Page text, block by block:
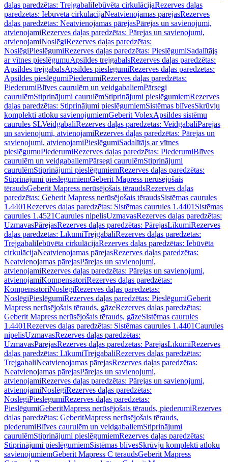
daļas paredzētas: TrejgabaliIebūvēta cirkulācijaRezerves daļas
paredzētas: Iebūvēta cirkulācijaNeatvienojamas pārejasRezerves
daļas paredzētas: Neatvienojamas pārejasPārejas un savienojumi,
atvienojamiRezerves daļas paredzētas: Pārejas un savienojumi,
atvienojamiNoslēgiRezerves daļas paredzētas:
NoslēgiPieslēgumiRezerves daļas paredzētas: PieslēgumiSadalītājs
ar vītnes pieslēgumuApsildes trejgabalsRezerves daļas paredzētas:
Apsildes trejgabalsApsildes pieslēgumiRezerves daļas paredzētas:
Apsildes pieslēgumiPiederumiRezerves daļas paredzētas:
PiederumiBlīves caurulēm un veidgabaliemPārsegi
caurulēmStiprinājumi caurulēmStiprinājumi pieslēgumiemRezerves
daļas paredzētas: Stiprinājumi pieslēgumiemSistēmas blīvesSkrūvju
komplekti atloku savienojumiemGeberit VolexApsildes sistēmu
caurules SLVeidgabaliRezerves daļas paredzētas: VeidgabaliPārejas
un savienojumi, atvienojamiRezerves daļas paredzētas: Pārejas un
savienojumi, atvienojamiPieslēgumiSadalītājs ar vītnes
pieslēgumuPiederumiRezerves daļas paredzētas: PiederumiBlīves
caurulēm un veidgabaliemPārsegi caurulēmStiprinājumi
caurulēmStiprinājumi pieslēgumiemRezerves daļas paredzētas:
Stiprinājumi pieslēgumiemGeberit Mapress nerūsējošais
tēraudsGeberit Mapress nerūsējošais tēraudsRezerves daļas
paredzētas: Geberit Mapress nerūsējošais tēraudsSistēmas caurules
1.4401Rezerves daļas paredzētas: Sistēmas caurules 1.4401 Sistēmas
caurules 1.4521Caurules nipelisUzmavasRezerves daļas paredzētas:
UzmavasPārejasRezerves daļas paredzētas: PārejasLīkumiRezerves
daļas paredzētas: LīkumiTrejgabaliRezerves daļas paredzētas:
TrejgabaliIebūvēta cirkulācijaRezerves daļas paredzētas: Iebūvēta
cirkulācijaNeatvienojamas pārejasRezerves daļas paredzētas:
Neatvienojamas pārejasPārejas un savienojumi,
atvienojamiRezerves daļas paredzētas: Pārejas un savienojumi,
atvienojamiKompensatoriRezerves daļas paredzētas:
KompensatoriNoslēgiRezerves daļas paredzētas:
NoslēgiPieslēgumiRezerves daļas paredzētas: PieslēgumiGeberit
Mapress nerūsējošais tērauds, gāzeRezerves daļas paredzētas:
Geberit Mapress nerūsējošais tērauds, gāzeSistēmas caurules
1.4401Rezerves daļas paredzētas: Sistēmas caurules 1.4401Caurules
nipelisUzmavasRezerves daļas paredzētas:
UzmavasPārejasRezerves daļas paredzētas: PārejasLīkumiRezerves
daļas paredzētas: LīkumiTrejgabaliRezerves daļas paredzētas:
TrejgabaliNeatvienojamas pārejasRezerves daļas paredzētas:
Neatvienojamas pārejasPārejas un savienojumi,
atvienojamiRezerves daļas paredzētas: Pārejas un savienojumi,
atvienojamiNoslēgiRezerves daļas paredzētas:
NoslēgiPieslēgumiRezerves daļas paredzētas:
PieslēgumiGeberitMapress nerūsējošais tērauds, piederumiRezerves
daļas paredzētas: GeberitMapress nerūsējošais tērauds,
piederumiBlīves caurulēm un veidgabaliemStiprinājumi
caurulēmStiprinājumi pieslēgumiemRezerves daļas paredzētas:
Stiprinājumi pieslēgumiemSistēmas blīvesSkrūvju komplekti atloku
savienojumiemGeberit Mapress C tēraudsGeberit Mapress